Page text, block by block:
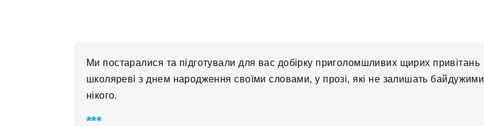
Ми постаралися та підготували для вас добірку приголомшливих щирих привітань
школяреві з днем народження своїми словами, у прозі, які не залишать байдужими
нікого.